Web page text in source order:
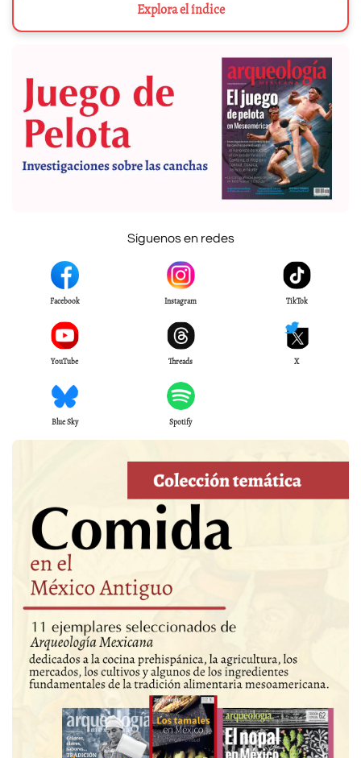
Explora el índice
Síguenos en redes
Facebook Instagram TikTok
YouTube Threads X
Blue Sky Spotify